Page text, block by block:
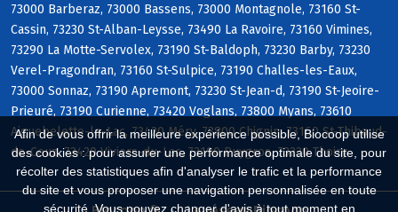
Afin de vous offrir la meilleure expérience possible, Biocoop utilise
des cookies : pour assurer une performance optimale du site, pour
récolter des statistiques afin d'analyser le trafic et la performance
du site et vous proposer une navigation personnalisée en toute
sécurité. Vous pouvez changer d'avis à tout moment en
73000 Barberaz, 73000 Bassens, 73000 Montagnole, 73160 St-
Cassin, 73230 St-Alban-Leysse, 73490 La Ravoire, 73160 Vimines,
73290 La Motte-Servolex, 73190 St-Baldoph, 73230 Barby, 73230
Verel-Pragondran, 73160 St-Sulpice, 73190 Challes-les-Eaux,
73000 Sonnaz, 73190 Apremont, 73230 St-Jean-d, 73190 St-Jeoire-
Prieuré, 73190 Curienne, 73420 Voglans, 73800 Myans, 73610
Aiguebelette-le-Lac, 73420 Méry, 73800 Chignin, 73160 St-Thibaud-
de-Couz, 73420 Viviers-du-Lac, 73190 Puygros, 73230 Thoiry